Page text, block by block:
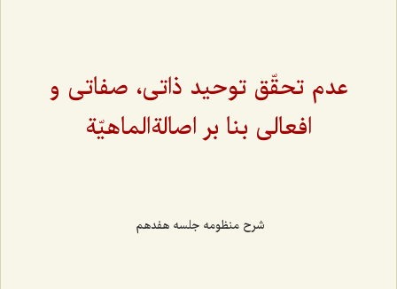
عدم تحقّق توحید ذاتی، صفاتی و
افعالی بنا بر اصالةالماهیّة
شرح منظومه جلسه هفدهم